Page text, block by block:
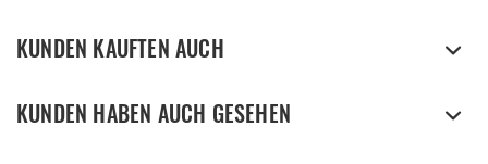
KUNDEN KAUFTEN AUCH
KUNDEN HABEN AUCH GESEHEN